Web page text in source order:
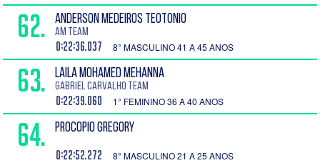
62. ANDERSON MEDEIROS TEOTONIO
AM Team
0:22:36.037 8° MASCULINO 41 A 45 ANOS
63. LAILA MOHAMED MEHANNA
Gabriel Carvalho TEAM
0:22:39.060 1° FEMININO 36 A 40 ANOS
64. PROCOPIO GREGORY
0:22:52.272 8° MASCULINO 21 A 25 ANOS